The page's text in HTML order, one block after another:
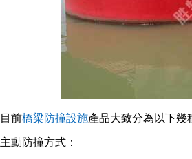
前橋梁防撞設施產品大致分為以下幾
動防撞方式：